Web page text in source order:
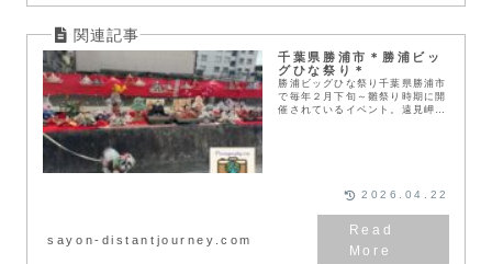
千葉県勝浦市＊勝浦ビッ
グひな祭り＊
勝浦ビッグひな祭り千葉県勝浦市
で毎年２月下旬～雛祭り時期に開
催されているイベント。遠見岬神
sayon-distantjourney.com
2026.04.22